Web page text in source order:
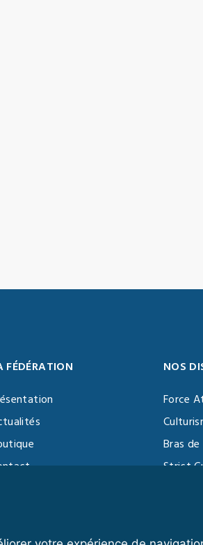
FÉDÉRATION NOS
Force
Bras
Strict